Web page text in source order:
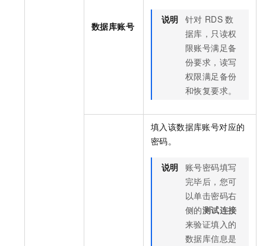
数据库账号
说明 针对 RDS 数
据库，只读权
限账号满足备
份要求，读写
权限满足备份
和恢复要求。
填入该数据库账号对应的
密码。
说明
账号密码填写
完毕后，您可
以单击密码右
侧的测试连接
来验证填入的
数据库信息是